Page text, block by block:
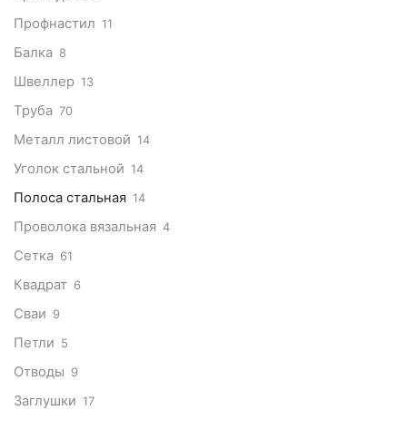
Профнастил 11
Балка 8
Швеллер 13
Труба 70
Металл листовой 14
Уголок стальной 14
Полоса стальная 14
Проволока вязальная 4
Сетка 61
Квадрат 6
Сваи 9
Петли 5
Отводы 9
Заглушки 17